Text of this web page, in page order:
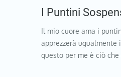
I Puntini
Il mio cuore ama i
apprezzerà
questo per me è ciò che